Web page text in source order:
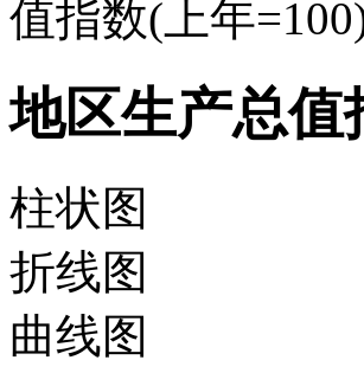
值指数(上年
地区生产总值
柱状图
折线图
曲线图